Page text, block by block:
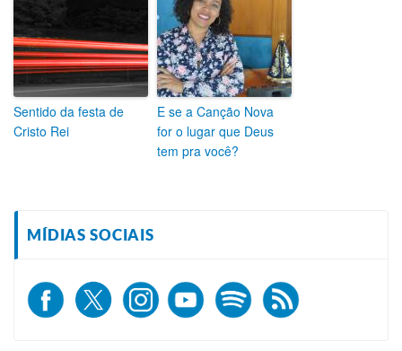
Sentido da festa de
Cristo Rei
E se a Canção Nova
for o lugar que Deus
tem pra você?
MÍDIAS SOCIAIS